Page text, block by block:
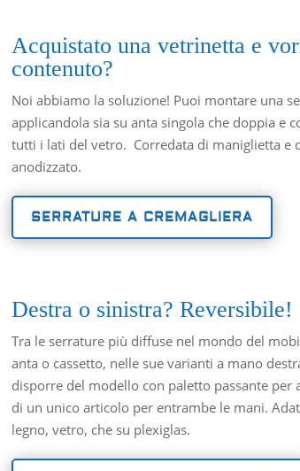
Acquistato una vetrinetta e
contenuto?
Noi abbiamo la soluzione! Puoi montare una
applicandola sia su anta singola che doppia e
tutti i lati del vetro. Corredata di maniglietta
anodizzato.
SERRATURE A CREMAGLIERA
Destra o sinistra? Reversibile!
Tra le serrature più diffuse nel mondo del
anta o cassetto, nelle sue varianti a mano
disporre del modello con paletto passante per
di un unico articolo per entrambe le mani.
legno, vetro, che su plexiglas.